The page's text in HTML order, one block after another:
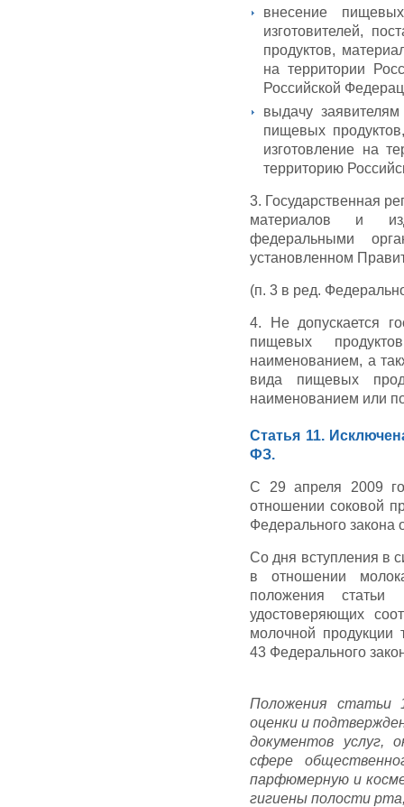
внесение
изготовителей,
продуктов,
на территории
Российской
выдачу заявителям
пищевых
изготовление на
территорию
3. Государственная
материалов и
федеральными
установленном
(п. 3 в ред.
4. Не допускается
пищевых
наименованием, а
вида пищевых
наименованием или
Статья 11.
ФЗ.
С 29 апреля 2009
отношении соковой
Федерального закона
Со дня вступления в
в отношении
положения статьи
удостоверяющих
молочной продукции
43 Федерального
Положения статьи
оценки и
документов услуг,
сфере
парфюмерную и
гигиены полости